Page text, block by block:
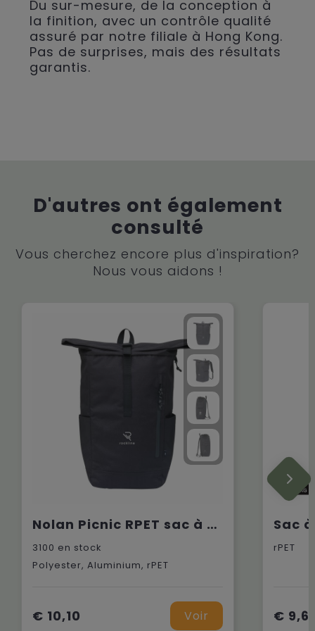
Du sur-mesure, de la conception à
la finition, avec un contrôle qualité
assuré par notre filiale à Hong Kong.
Pas de surprises, mais des résultats
garantis.
D'autres ont également
consulté
Vous cherchez encore plus d'inspiration?
Nous vous aidons !
Nolan Picnic RPET sac à dos
3100 en stock
Polyester, Aluminium, rPET
€ 10,10 Voir
rPET
€